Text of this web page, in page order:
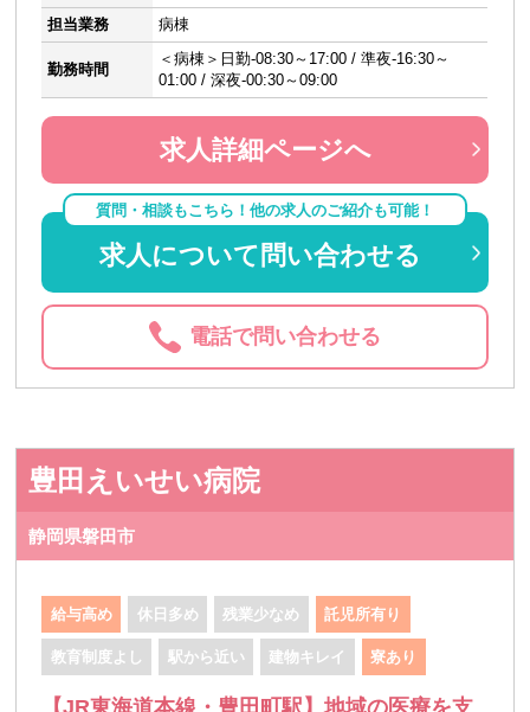
担当業務
病棟
勤務時間
＜病棟＞日勤-08:30～17:00 / 準夜-16:30～
01:00 / 深夜-00:30～09:00
求人詳細ページへ
質問・相談もこちら！他の求人のご紹介も可能！
求人について問い合わせる
電話で問い合わせる
豊田えいせい病院
静岡県磐田市
給与高め 休日多め 残業少なめ 託児所有り
教育制度よし 駅から近い 建物キレイ 寮あり